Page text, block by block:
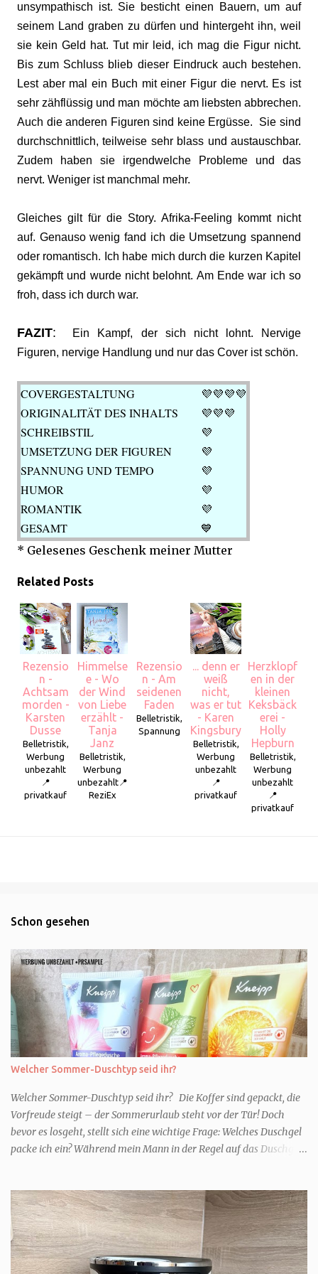
unsympathisch ist. Sie besticht einen Bauern, um auf
seinem Land graben zu dürfen und hintergeht ihn, weil
sie kein Geld hat. Tut mir leid, ich mag die Figur nicht.
Bis zum Schluss blieb dieser Eindruck auch bestehen.
Lest aber mal ein Buch mit einer Figur die nervt. Es ist
sehr zähflüssig und man möchte am liebsten abbrechen.
Auch die anderen Figuren sind keine Ergüsse. Sie sind
durchschnittlich, teilweise sehr blass und austauschbar.
Zudem haben sie irgendwelche Probleme und das
nervt. Weniger ist manchmal mehr.
Gleiches gilt für die Story. Afrika-Feeling kommt nicht
auf. Genauso wenig fand ich die Umsetzung spannend
oder romantisch. Ich habe mich durch die kurzen Kapitel
gekämpft und wurde nicht belohnt. Am Ende war ich so
froh, dass ich durch war.
FAZIT: Ein Kampf, der sich nicht lohnt. Nervige
Figuren, nervige Handlung und nur das Cover ist schön.
COVERGESTALTUNG 💜💜💜💜
ORIGINALITÄT DES INHALTS
💜💜💜
SCHREIBSTIL 💜
UMSETZUNG DER FIGUREN 💜
SPANNUNG UND TEMPO 💜
HUMOR 💜
ROMANTIK
💜
GESAMT
💙
* Gelesenes Geschenk meiner Mutter
Related Posts
Rezensio
n -
Achtsam
morden -
Karsten
Dusse
Belletristik,
Werbung
unbezahlt
📍
privatkauf
Himmelse
e - Wo
der Wind
von Liebe
erzählt -
Tanja
Janz
Belletristik,
Werbung
unbezahlt📍
ReziEx
Rezensio
n - Am
seidenen
Faden
Belletristik,
Spannung
... denn er
weiß
nicht,
was er tut
- Karen
Kingsbury
Belletristik,
Werbung
unbezahlt
📍
privatkauf
Herzklopf
en in der
kleinen
Keksbäck
erei -
Holly
Hepburn
Belletristik,
Werbung
unbezahlt
📍
privatkauf
Schon gesehen
Welcher Sommer-Duschtyp seid ihr?
Welcher Sommer-Duschtyp seid ihr? Die Koffer sind gepackt, die
Vorfreude steigt – der Sommerurlaub steht vor der Tür! Doch
bevor es losgeht, stellt sich eine wichtige Frage: Welches Duschgel
packe ich ein? Während mein Mann in der Regel auf das Duschgel
Urlaub Entspannung und Wellness. Falls ihr ähnlich denkt, lasst
uns doch herausfinden, welcher Duschtyp ihr seid. TYP
GENIESSER Egal, ob Strand oder Städtetrip - für euch gehört
gutes Essen, ein guter Wein oder Cocktail, vielleicht ein gutes Buch
dazu. Ihr liebt es Sonnenuntergänge zu beobachten und genießt